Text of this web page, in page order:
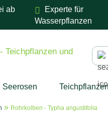
ab
Experte für
Wasserpflanzen
Seerosen
Aquarienzubehör
» Rohrkolben - Typha angustifolia